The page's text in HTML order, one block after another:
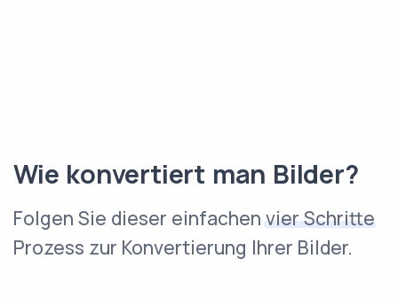
Wie konvertiert man Bilder?
Folgen Sie dieser einfachenvier Schritte
Prozess zur Konvertierung Ihrer Bilder.